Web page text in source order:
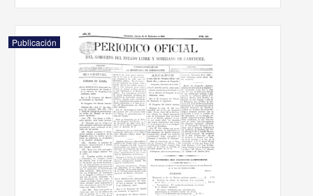
Publicación